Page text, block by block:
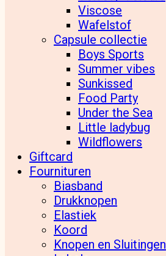
Viscose
Wafelstof
Capsule collectie
Boys Sports
Summer vibes
Sunkissed
Food Party
Under the Sea
Little ladybug
Wildflowers
Giftcard
Fournituren
Biasband
Drukknopen
Elastiek
Koord
Knopen en Sluitingen